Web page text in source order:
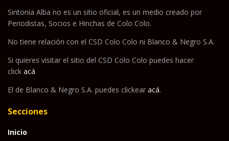
Sintonía Alba no es un sitio oficial, es un medio creado por
Periodistas, Socios e Hinchas de Colo Colo.
No tiene relación con el CSD Colo Colo ni Blanco & Negro S.A.
Si quieres visitar el sitio del CSD Colo Colo puedes hacer
click acá
El de Blanco & Negro S.A. puedes clickear acá.
Secciones
Inicio